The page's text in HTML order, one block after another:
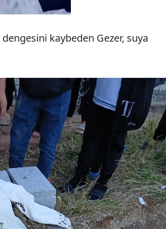
kaybeden Gezer, suya